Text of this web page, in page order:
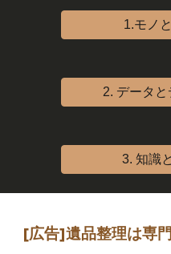
1.モノ
2. データ
3. 知識
[広告]遺品整理は専